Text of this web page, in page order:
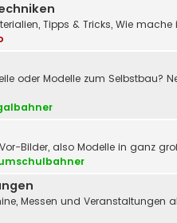
Tipps & Tricks, Wie
oder Modelle zum Selbstbau?
Bilder, also Modelle in ganz
Messen und Veranstaltungen